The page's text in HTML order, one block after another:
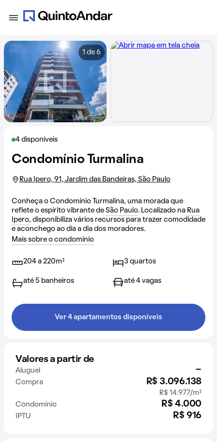
4 disponíveis
Condomínio Turmalina
Rua Ipero, 91, Jardim das Bandeiras, São Paulo
Conheça o Condomínio Turmalina, uma morada que
reflete o espírito vibrante de São Paulo. Localizado na Rua
Ipero, disponibiliza vários recursos para trazer comodidade
e aconchego ao dia a dia dos moradores.
Mais sobre o condomínio
204 a 220m² 3 quartos
até 5 banheiros até 4 vagas
Ver 4 apartamentos disponíveis
Valores a partir de
Aluguel -
Compra R$ 3.096.138
R$ 14.977/m²
Condomínio
R$ 4.000
IPTU R$ 916
1 de 6